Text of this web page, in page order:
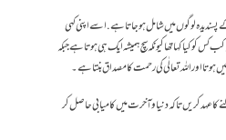
لوگوں میں شامل ہو جاتا ہے. اسے اپنی کہی
کو کیا کہا تھا کیونکہ سچ ہمیشہ ایک ہی ہوتا ہے جبکہ
اور اللہ تعالٰی کی رحمت کا مصداق بنتا ہے۔
عہد کریں تا کہ دنیا و آخرت میں کامیابی حاصل کر